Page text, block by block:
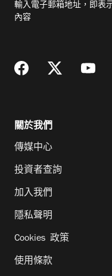
郵
輸入電子郵箱地址，即表
內容
關於我們
傳媒中心
投資者查詢
加入我們
隱私聲明
Cookies 政策
使用條款